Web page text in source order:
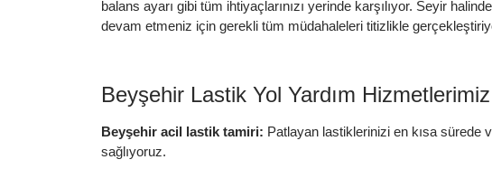
balans ayarı gibi tüm ihtiyaçlarınızı yerinde karşılıyor. Seyir
devam etmeniz için gerekli tüm müdahaleleri titizlikle
Beyşehir Lastik Yol Yardım Hizmetlerimiz
Beyşehir acil lastik tamiri: Patlayan lastiklerinizi en kısa sürede
sağlıyoruz.